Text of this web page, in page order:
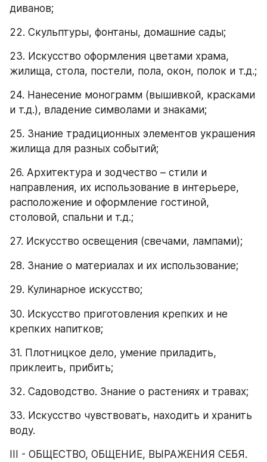
диванов;
22. Скульптуры, фонтаны, домашние сады;
23. Искусство оформления цветами храма,
жилища, стола, постели, пола, окон, полок и т.д.;
24. Нанесение монограмм (вышивкой, красками
и т.д.), владение символами и знаками;
25. Знание традиционных элементов украшения
жилища для разных событий;
26. Архитектура и зодчество – стили и
направления, их использование в интерьере,
расположение и оформление гостиной,
столовой, спальни и т.д.;
27. Искусство освещения (свечами, лампами);
28. Знание о материалах и их использование;
29. Кулинарное искусство;
30. Искусство приготовления крепких и не
крепких напитков;
31. Плотницкое дело, умение приладить,
приклеить, прибить;
32. Садоводство. Знание о растениях и травах;
33. Искусство чувствовать, находить и хранить
воду.
III - ОБЩЕСТВО, ОБЩЕНИЕ, ВЫРАЖЕНИЯ СЕБЯ.